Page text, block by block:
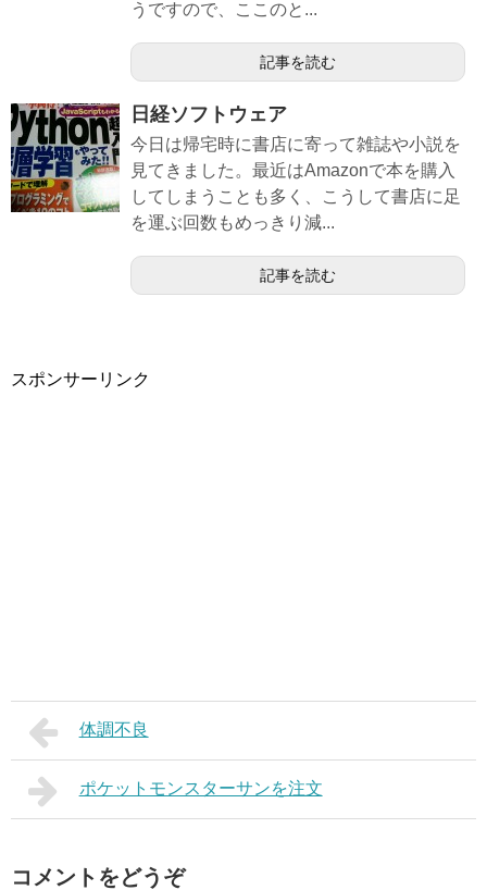
うですので、ここのと...
記事を読む
日経ソフトウェア
今日は帰宅時に書店に寄って雑誌や小説を
見てきました。最近はAmazonで本を購入
してしまうことも多く、こうして書店に足
を運ぶ回数もめっきり減...
記事を読む
スポンサーリンク
体調不良
ポケットモンスターサンを注文
コメントをどうぞ